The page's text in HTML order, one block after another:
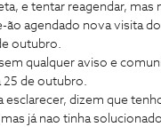
e tentar reagendar,
ão agendado nova visita
outubro.
qualquer aviso e
25 de outubro.
esclarecer, dizem que
já nao tinha